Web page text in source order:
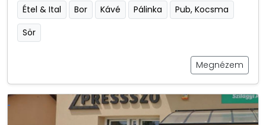
Étel & Ital Bor Kávé Pálinka
Pub, Kocsma
Sör
Megnézem